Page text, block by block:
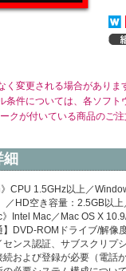
く変更される場合がありま
条件については、各ソフト
クが付いている商品のご
細
》CPU 1.5GHz以上／
／HD空き容量：2.5GB以
》Intel Mac／Mac OS X
】DVD-ROMドライブ/解像
ンス認証、サブスクリプ
続および登録が必要（電話